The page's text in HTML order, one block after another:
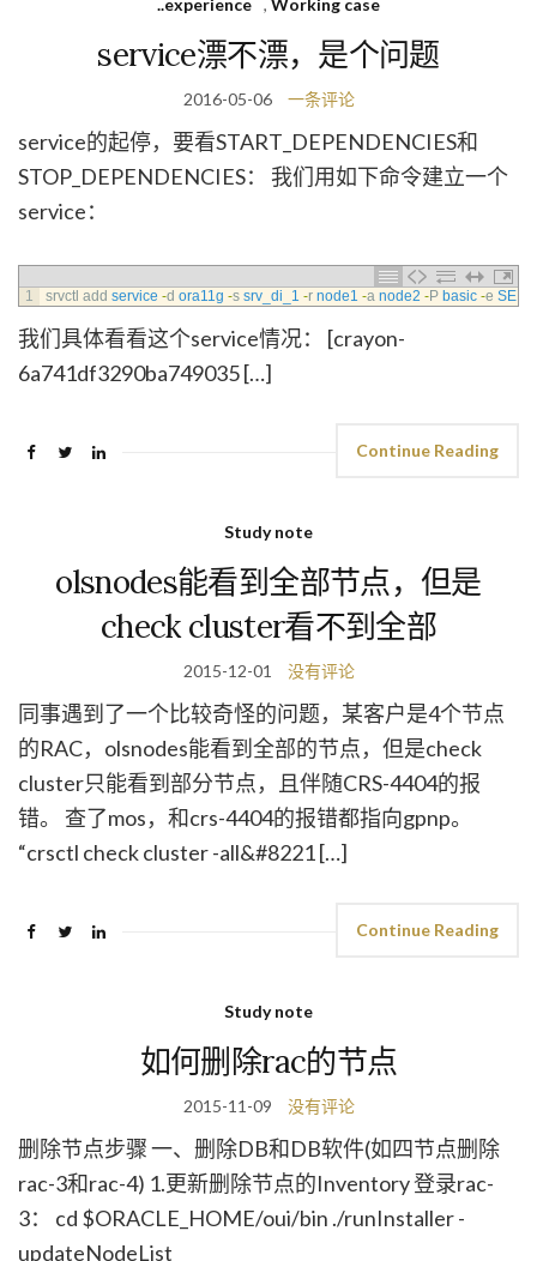
..experience , Working case
service漂不漂，是个问题
2016-05-06 一条评论
service的起停，要看START_DEPENDENCIES和
STOP_DEPENDENCIES： 我们用如下命令建立一个
service：
1 srvctl add service -d ora11g -s srv_di_1 -r node1 -a node2 -P basic -e
我们具体看看这个service情况： [crayon-
6a741df3290ba749035 […]
Continue Reading
Study note
olsnodes能看到全部节点，但是
check cluster看不到全部
2015-12-01 没有评论
同事遇到了一个比较奇怪的问题，某客户是4个节点
的RAC，olsnodes能看到全部的节点，但是check
cluster只能看到部分节点，且伴随CRS-4404的报
错。 查了mos，和crs-4404的报错都指向gpnp。
“crsctl check cluster -all&#8221 […]
Continue Reading
Study note
如何删除rac的节点
2015-11-09 没有评论
删除节点步骤 一、删除DB和DB软件(如四节点删除
rac-3和rac-4) 1.更新删除节点的Inventory 登录rac-
3： cd $ORACLE_HOME/oui/bin ./runInstaller -
updateNodeList